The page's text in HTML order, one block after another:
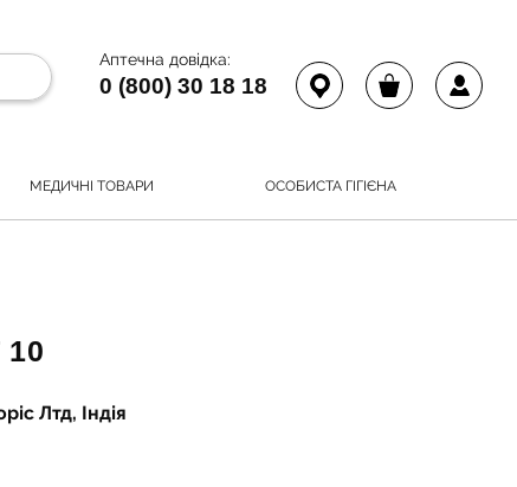
Аптечна довідка:
0 (800) 30 18 18
МЕДИЧНІ ТОВАРИ ОСОБИСТА ГІГІЄНА
Лтд, Індія